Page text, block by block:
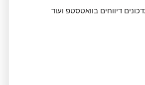
דיווחים בוואטסטפ ועוד